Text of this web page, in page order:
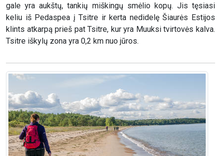
gale yra aukštų, tankių miškingų smėlio kopų. Jis tęsiasi
keliu iš Pedaspea į Tsitre ir kerta nedidelę Šiaurės Estijos
klints atkarpą prieš pat Tsitre, kur yra Muuksi tvirtovės kalva.
Tsitre iškylų zona yra 0,2 km nuo jūros.